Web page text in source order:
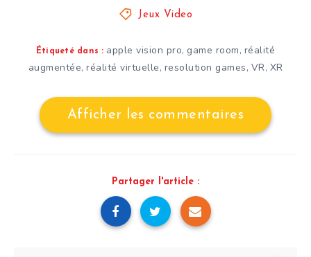
Jeux Video
Étiqueté dans : apple vision pro, game room, réalité
augmentée, réalité virtuelle, resolution games, VR, XR
Afficher les commentaires
Partager l'article :